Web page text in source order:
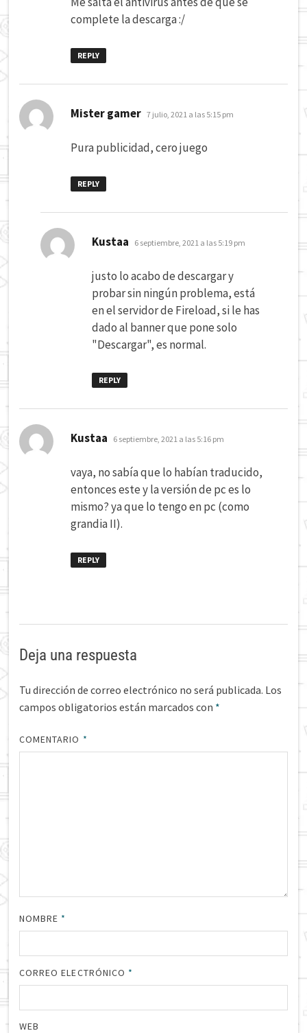
complete la descarga :/
REPLY
Mister gamer dice:
7 julio, 2021 a las 5:15 pm
Pura publicidad, cero juego
REPLY
Kustaa dice:
6 septiembre, 2021 a las 5:19 pm
justo lo acabo de descargar y
probar sin ningún problema, está
en el servidor de Fireload, si le has
dado al banner que pone solo
"Descargar", es normal.
REPLY
Kustaa dice:
6 septiembre, 2021 a las 5:16 pm
vaya, no sabía que lo habían traducido,
entonces este y la versión de pc es lo
mismo? ya que lo tengo en pc (como
grandia II).
REPLY
Deja una respuesta
Tu dirección de correo electrónico no será publicada. Los
campos obligatorios están marcados con *
COMENTARIO *
NOMBRE *
CORREO ELECTRÓNICO *
WEB